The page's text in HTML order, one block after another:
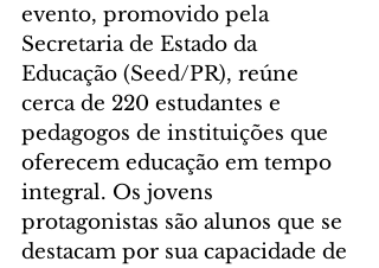
evento, promovido pela
Secretaria de Estado da
Educação (Seed/PR), reúne
cerca de 220 estudantes e
pedagogos de instituições que
oferecem educação em tempo
integral. Os jovens
protagonistas são alunos que se
destacam por sua capacidade de